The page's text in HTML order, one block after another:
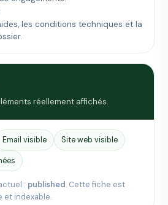
les conditions techniques et la
réellement affichés.
Email visible
Site web visible
: published. Cette fiche est
et indexable.